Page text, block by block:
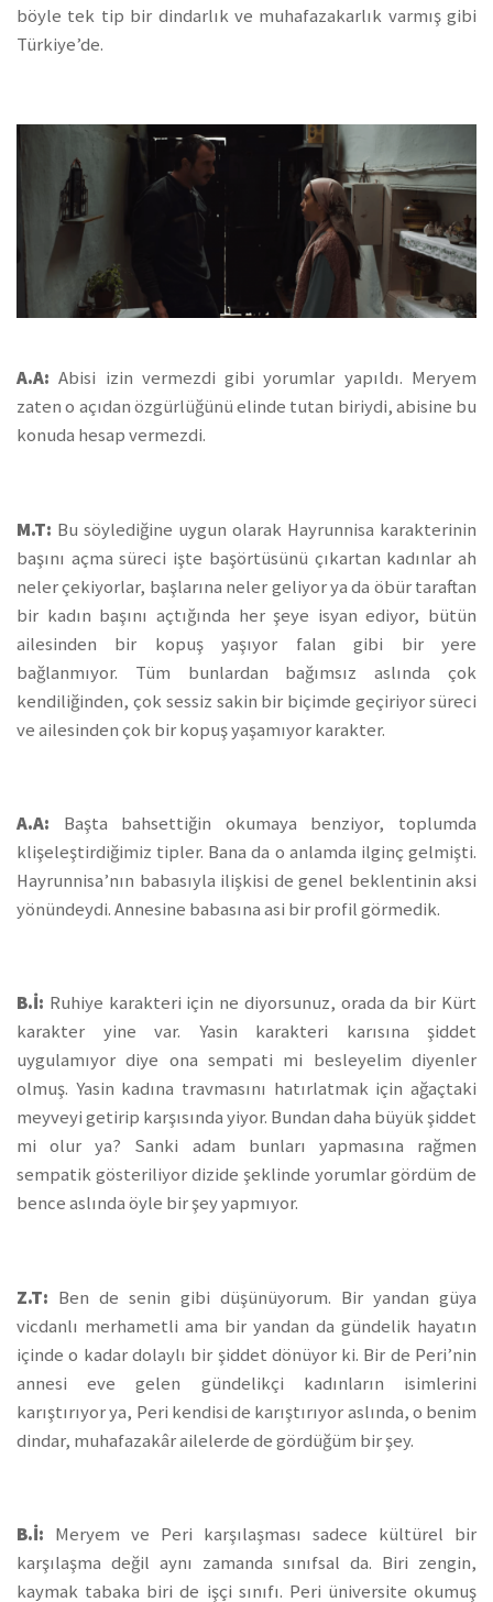
böyle tek tip bir dindarlık ve muhafazakarlık varmış gibi
Türkiye’de.
A.A: Abisi izin vermezdi gibi yorumlar yapıldı. Meryem
zaten o açıdan özgürlüğünü elinde tutan biriydi, abisine bu
konuda hesap vermezdi.
M.T: Bu söylediğine uygun olarak Hayrunnisa karakterinin
başını açma süreci işte başörtüsünü çıkartan kadınlar ah
neler çekiyorlar, başlarına neler geliyor ya da öbür taraftan
bir kadın başını açtığında her şeye isyan ediyor, bütün
ailesinden bir kopuş yaşıyor falan gibi bir yere
bağlanmıyor. Tüm bunlardan bağımsız aslında çok
kendiliğinden, çok sessiz sakin bir biçimde geçiriyor süreci
ve ailesinden çok bir kopuş yaşamıyor karakter.
A.A: Başta bahsettiğin okumaya benziyor, toplumda
klişeleştirdiğimiz tipler. Bana da o anlamda ilginç gelmişti.
Hayrunnisa’nın babasıyla ilişkisi de genel beklentinin aksi
yönündeydi. Annesine babasına asi bir profil görmedik.
B.İ: Ruhiye karakteri için ne diyorsunuz, orada da bir Kürt
karakter yine var. Yasin karakteri karısına şiddet
uygulamıyor diye ona sempati mi besleyelim diyenler
olmuş. Yasin kadına travmasını hatırlatmak için ağaçtaki
meyveyi getirip karşısında yiyor. Bundan daha büyük şiddet
mi olur ya? Sanki adam bunları yapmasına rağmen
sempatik gösteriliyor dizide şeklinde yorumlar gördüm de
bence aslında öyle bir şey yapmıyor.
Z.T: Ben de senin gibi düşünüyorum. Bir yandan güya
vicdanlı merhametli ama bir yandan da gündelik hayatın
içinde o kadar dolaylı bir şiddet dönüyor ki. Bir de Peri’nin
annesi eve gelen gündelikçi kadınların isimlerini
karıştırıyor ya, Peri kendisi de karıştırıyor aslında, o benim
dindar, muhafazakâr ailelerde de gördüğüm bir şey.
B.İ: Meryem ve Peri karşılaşması sadece kültürel bir
karşılaşma değil aynı zamanda sınıfsal da. Biri zengin,
kaymak tabaka biri de işçi sınıfı. Peri üniversite okumuş